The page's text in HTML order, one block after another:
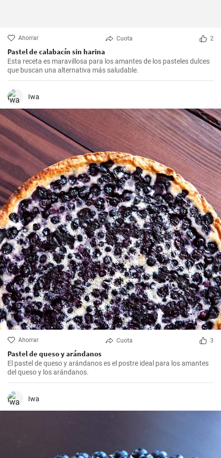
Ahorrar Cuota 2
Pastel de calabacín sin harina
Esta receta es maravillosa para los amantes de los pasteles dulces
que buscan una alternativa más saludable.
Iwa
Ahorrar Cuota 3
Pastel de queso y arándanos
El pastel de queso y arándanos es el postre ideal para los amantes
del queso y los arándanos.
Iwa